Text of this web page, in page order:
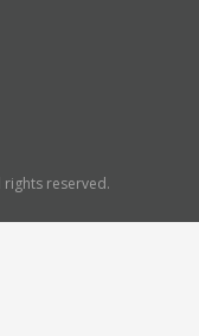
rights reserved.